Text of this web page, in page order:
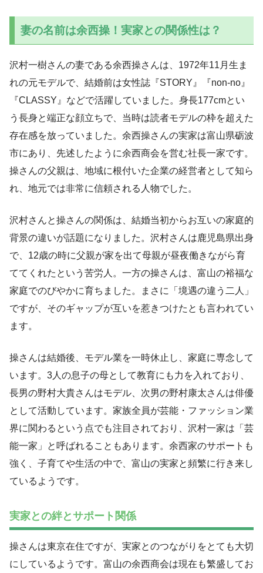
妻の名前は余西操！実家との関係性は？
沢村一樹さんの妻である余西操さんは、1972年11月生ま
れの元モデルで、結婚前は女性誌『STORY』『non-no』
『CLASSY』などで活躍していました。身長177cmとい
う長身と端正な顔立ちで、当時は読者モデルの枠を超えた
存在感を放っていました。余西操さんの実家は富山県砺波
市にあり、先述したように余西商会を営む社長一家です。
操さんの父親は、地域に根付いた企業の経営者として知ら
れ、地元では非常に信頼される人物でした。
沢村さんと操さんの関係は、結婚当初からお互いの家庭的
背景の違いが話題になりました。沢村さんは鹿児島県出身
で、12歳の時に父親が家を出て母親が昼夜働きながら育
ててくれたという苦労人。一方の操さんは、富山の裕福な
家庭でのびやかに育ちました。まさに「境遇の違う二人」
ですが、そのギャップが互いを惹きつけたとも言われてい
ます。
操さんは結婚後、モデル業を一時休止し、家庭に専念して
います。3人の息子の母として教育にも力を入れており、
長男の野村大貴さんはモデル、次男の野村康太さんは俳優
として活動しています。家族全員が芸能・ファッション業
界に関わるという点でも注目されており、沢村一家は「芸
能一家」と呼ばれることもあります。余西家のサポートも
強く、子育てや生活の中で、富山の実家と頻繁に行き来し
ているようです。
実家との絆とサポート関係
操さんは東京在住ですが、実家とのつながりをとても大切
にしているようです。富山の余西商会は現在も繁盛してお